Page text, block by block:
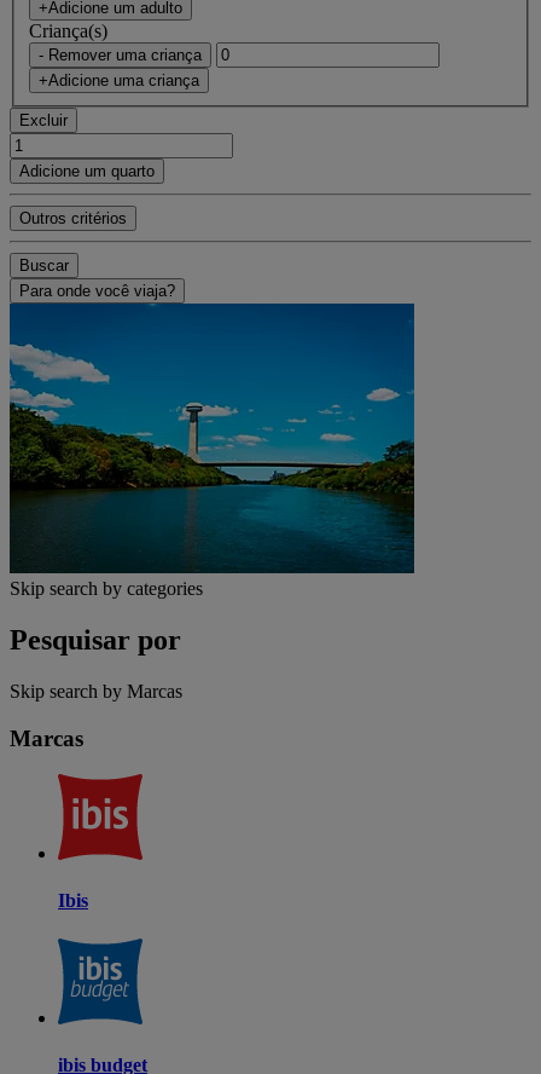
+Adicione um adulto
Criança(s)
- Remover uma criança
+Adicione uma criança
Excluir
Adicione um quarto
Outros critérios
Buscar
Para onde você viaja?
Skip search by categories
Pesquisar por
Skip search by Marcas
Marcas
Ibis
ibis budget